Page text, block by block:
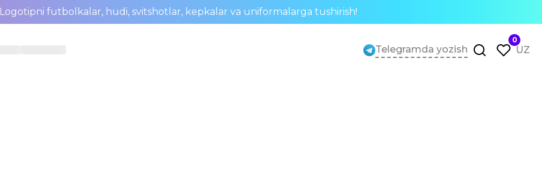
Logotipni futbolkalar, hudi, svitshotlar, kepkalar va uniformalarga tushirish!
Telegramda yozish
0
UZ